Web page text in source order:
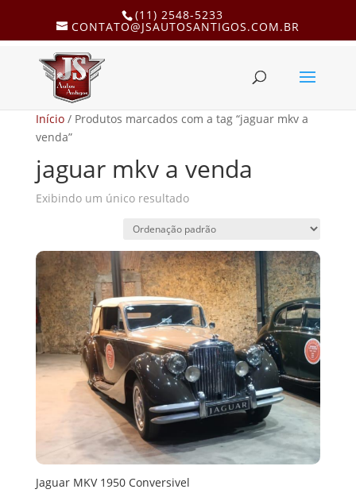
(11) 2548-5233
CONTATO@JSAUTOSANTIGOS.COM.BR
Início/ Produtos marcados com a tag “jaguar mkv a
venda”
jaguar mkv a venda
Exibindo um único resultado
Jaguar MKV 1950 Conversivel